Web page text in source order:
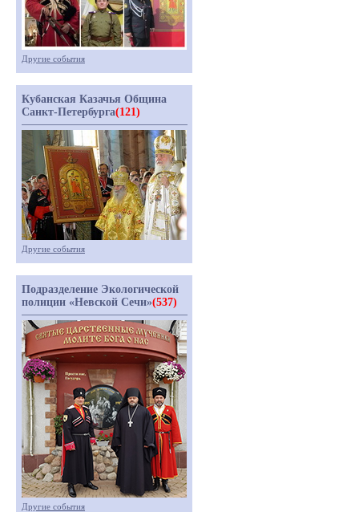
Другие события
Кубанская Казачья Община
Санкт-Петербурга(121)
Другие события
Подразделение Экологической
полиции «Невской Сечи»(537)
Другие события